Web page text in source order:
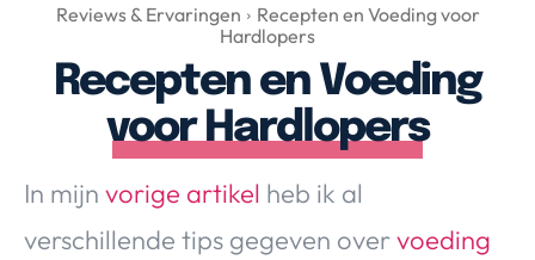
Over Valerie
Over Valerie
De Top 5
Contact
VALERIE'S CHOICE
Reviews & Ervaringen
Recepten en Voeding voor
Hardlopers
Recepten en Voeding
voor Hardlopers
In mijn vorige artikel heb ik al
verschillende tips gegeven overvoeding